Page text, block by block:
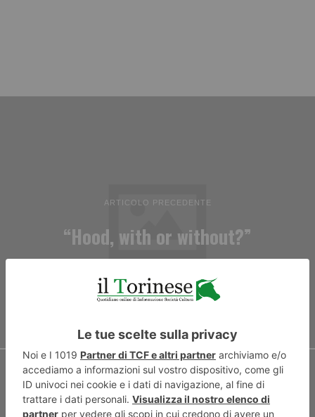
ARTICOLO PRECEDENTE
“Hood, with or without?”